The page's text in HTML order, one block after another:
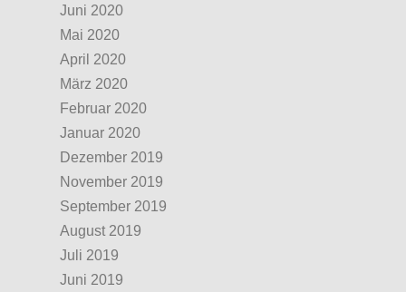
Juni 2020
Mai 2020
April 2020
März 2020
Februar 2020
Januar 2020
Dezember 2019
November 2019
September 2019
August 2019
Juli 2019
Juni 2019